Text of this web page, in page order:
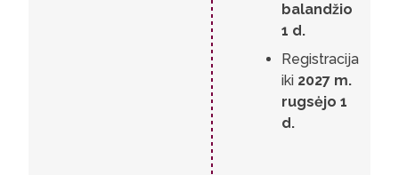
balandžio
1 d.
Registracija
iki 2027 m.
rugsėjo 1
d.